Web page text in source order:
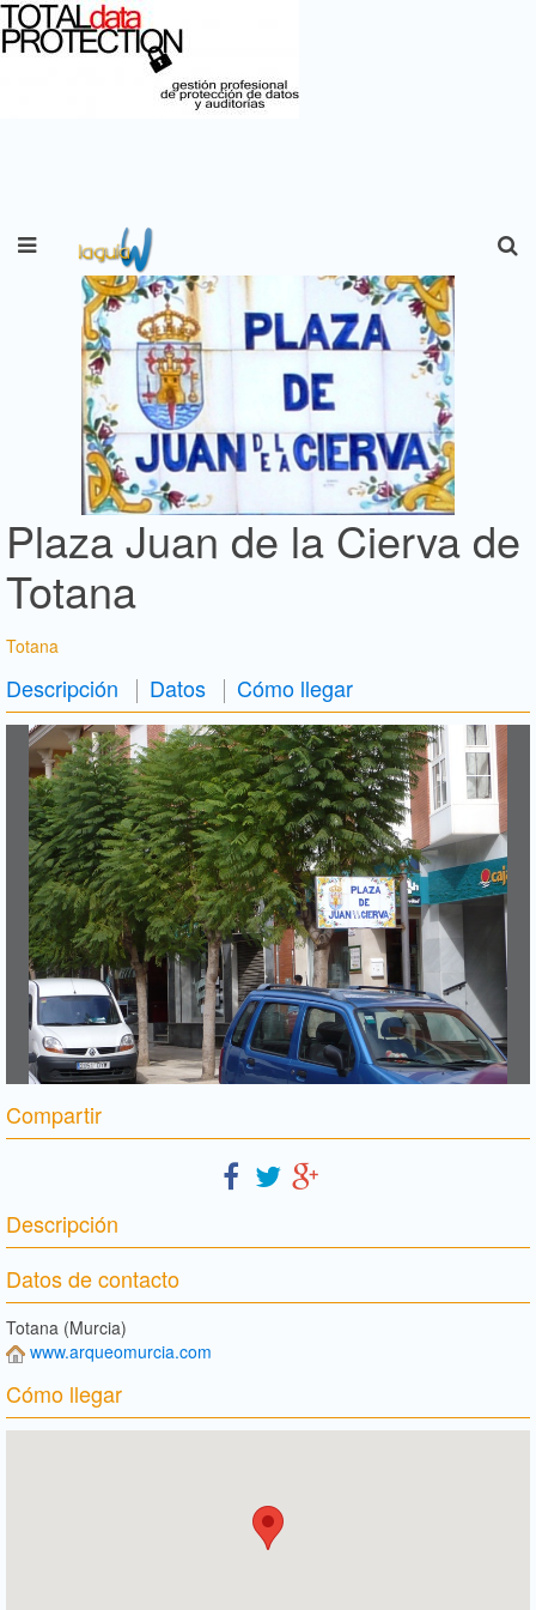
Plaza Juan de la Cierva de
Totana
Totana
Descripción Datos Cómo llegar
Compartir
Descripción
Datos de contacto
Totana (Murcia)
www.arqueomurcia.com
Cómo llegar